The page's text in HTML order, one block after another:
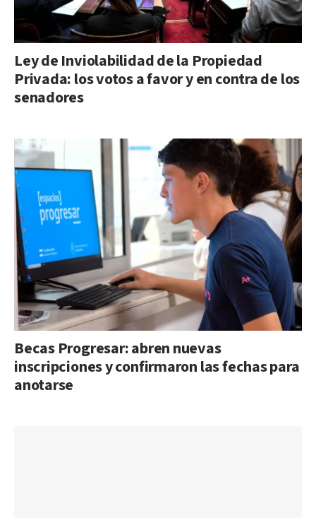
Ley de Inviolabilidad de la Propiedad
Privada: los votos a favor y en contra de los
senadores
Becas Progresar: abren nuevas
inscripciones y confirmaron las fechas para
anotarse